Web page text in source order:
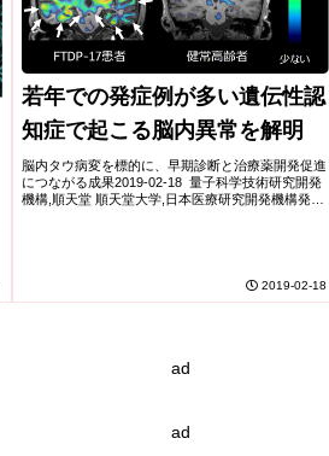
若年での発症例が多い遺伝性認
知症で起こる脳内異常を解明
脳内タウ病変を標的に、早期診断と治療薬開発促進
につながる成果2019-02-18 量子科学技術研究開発
機構,順天堂 順天堂大学,日本医療研究開発機構発表
2019-02-18
ad
ad